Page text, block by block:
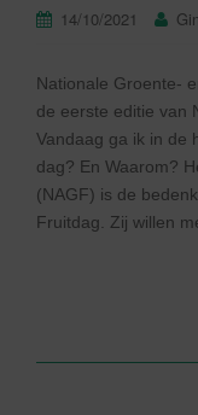
14/10/2021
Nationale Groente-
de eerste editie van
Vandaag ga ik in de
dag? En Waarom?
(NAGF) is de
Fruitdag. Zij willen